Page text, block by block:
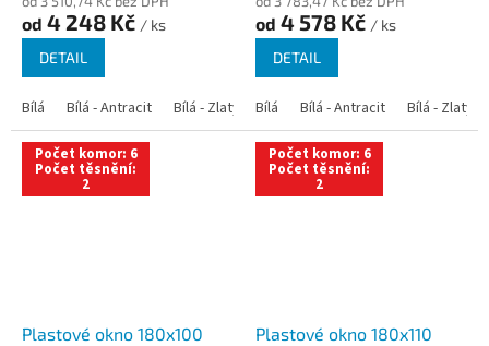
od 4 248 Kč / ks
DETAIL
Bílá Bílá - Antracit Bílá - Zlatý dub Bílá - Tmavý dub Bílá -
od 4 578 Kč / ks
DETAIL
Bílá Bílá - Antracit Bílá - Zlatý
Počet komor: 6
Počet těsnění:
2
Plastové okno 180x100
Počet komor: 6
Počet těsnění:
2
Plastové okno 180x110